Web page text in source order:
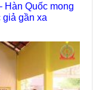
Hàn Quốc mong
giả gần xa